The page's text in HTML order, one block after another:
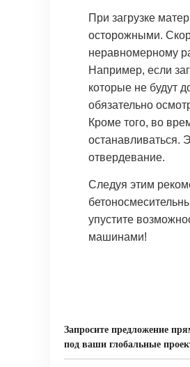
При загрузке
осторожными.
неравномерному
Например, если
которые не будут
обязательно
Кроме того, во
останавливаться.
отвердевание.
Следуя этим
упустите
машинами!
Запросите предложение
под ваши глобальные